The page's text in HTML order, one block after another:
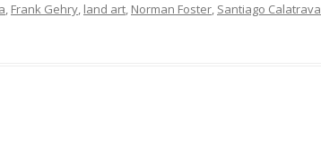
, Frank Gehry, land art, Norman Foster, Santiago Calatrava